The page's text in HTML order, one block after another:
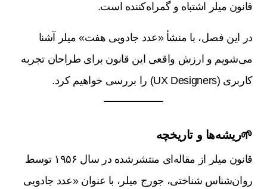
قانون میلر اشتباه و گمراه‌کننده است.
در این فصل، با منشأ «عدد جادویی هفت» میلر آشنا
می‌شویم و ارزش واقعی این قانون برای طراحان تجربه
کاربری (UX Designers) را بررسی خواهیم کرد.
🌱ریشه‌ها و تاریخچه
قانون میلر از مقاله‌ای منتشرشده در سال ۱۹۵۶ توسط
روان‌شناس شناختی، جورج میلر، با عنوان «عدد جادویی